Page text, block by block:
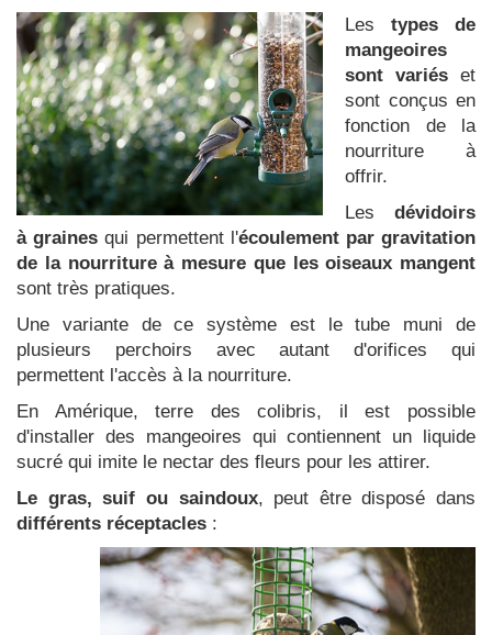
Les types de
mangeoires
sont variés et
sont conçus en
fonction de la
nourriture à
offrir.
Les dévidoirs
à graines qui permettent l'écoulement par gravitation
de la nourriture à mesure que les oiseaux mangent
sont très pratiques.
Une variante de ce système est le tube muni de
plusieurs perchoirs avec autant d'orifices qui
permettent l'accès à la nourriture.
En Amérique, terre des colibris, il est possible
d'installer des mangeoires qui contiennent un liquide
sucré qui imite le nectar des fleurs pour les attirer.
Le gras, suif ou saindoux, peut être disposé dans
différents réceptacles :